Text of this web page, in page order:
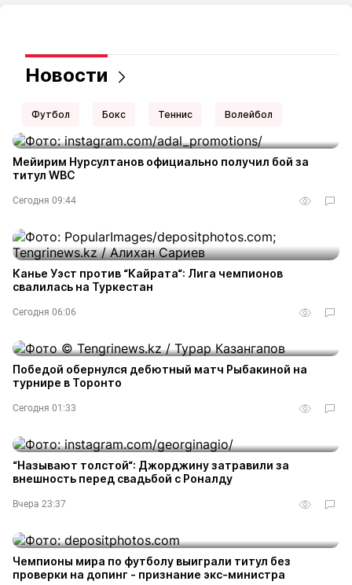
Новости
Футбол Бокс Теннис Волейбол
Мейирим Нурсултанов официально получил бой за
титул WBC
Сегодня 09:44
Канье Уэст против “Кайрата“: Лига чемпионов
свалилась на Туркестан
Сегодня 06:06
Победой обернулся дебютный матч Рыбакиной на
турнире в Торонто
Сегодня 01:33
“Называют толстой“: Джорджину затравили за
внешность перед свадьбой с Роналду
Вчера 23:37
Чемпионы мира по футболу выиграли титул без
проверки на допинг - признание экс-министра